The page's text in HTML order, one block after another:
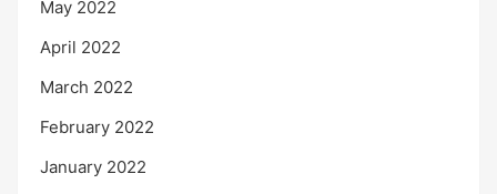
May 2022
April 2022
March 2022
February 2022
January 2022